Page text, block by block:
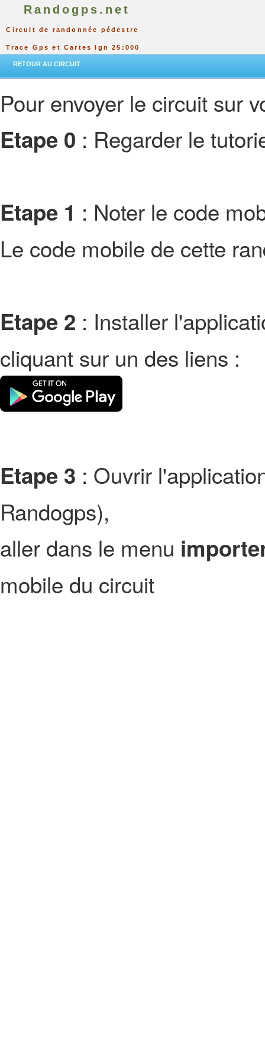
Randogps.net
Circuit de randonnée pédestre
Trace Gps et Cartes Ign 25:000
RETOUR AU CIRCUIT
Pour envoyer le circuit sur
Etape 0 : Regarder le
Etape 1 : Noter le code
Le code mobile de cette
Etape 2 : Installer
cliquant sur un des liens :
Etape 3 : Ouvrir
Randogps),
aller dans le menu
mobile du circuit